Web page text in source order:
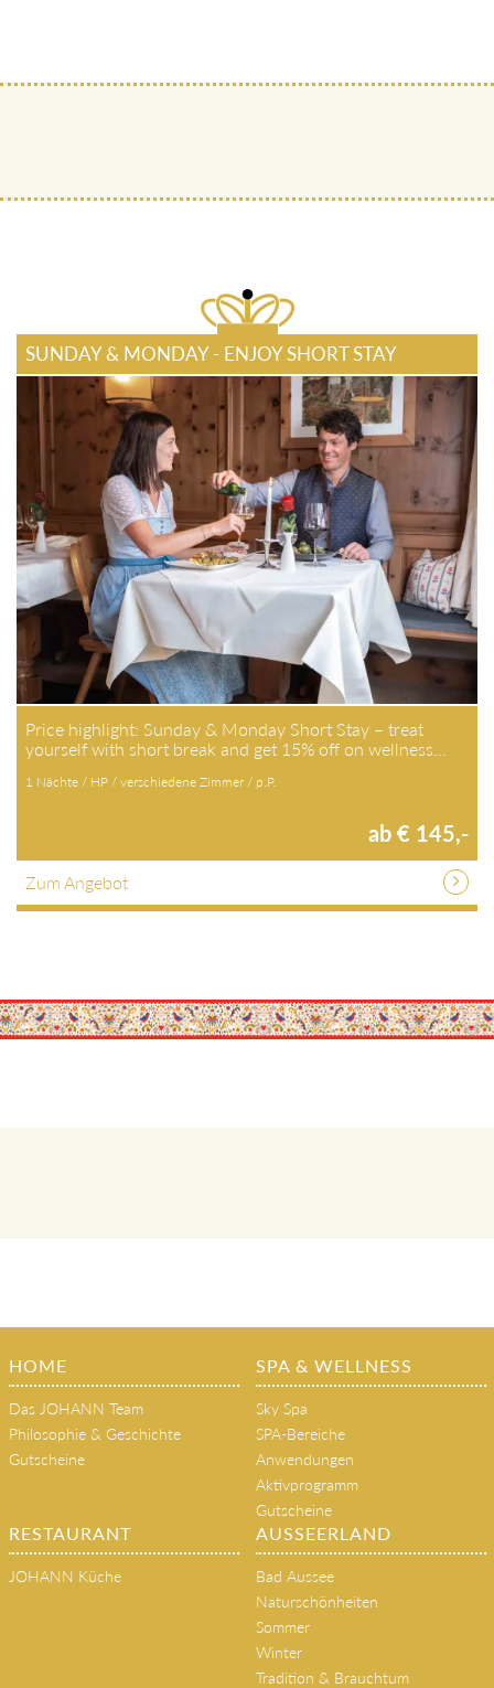
SUNDAY & MONDAY - ENJOY SHORT STAY
Price highlight: Sunday & Monday Short Stay – treat
yourself with short break and get 15% off on wellness…
1 Nächte / HP / verschiedene Zimmer / p.P.
ab € 145,-
Zum Angebot
HOME
Das JOHANN Team
Philosophie & Geschichte
Gutscheine
SPA & WELLNESS
Sky Spa
SPA-Bereiche
Anwendungen
Aktivprogramm
Gutscheine
RESTAURANT
JOHANN Küche
AUSSEERLAND
Bad Aussee
Naturschönheiten
Sommer
Winter
Tradition & Brauchtum